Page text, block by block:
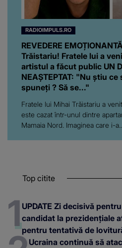
RADIOIMPULS.RO
REVEDERE
Trăistariu! Fratele lui a
artistul a făcut public UN
NEAȘTEPTAT: "Nu știu
spuneți ? Să se..."
Fratele lui Mihai Trăistariu a
este cazat într-unul dintre
Mamaia Nord. Imaginea care i-
Top citite
UPDATE Zi decisivă
candidat la prezidențiale
pentru tentativă de
Ucraina continuă să